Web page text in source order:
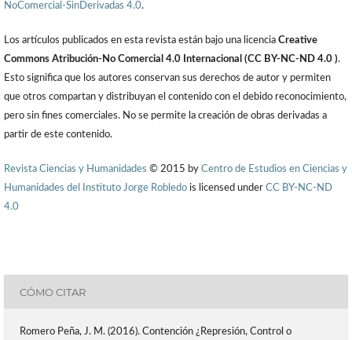
NoComercial-SinDerivadas 4.0.
Los artículos publicados en esta revista están bajo una licencia Creative
Commons Atribución-No Comercial 4.0 Internacional (CC BY-NC-ND 4.0 ).
Esto significa que los autores conservan sus derechos de autor y permiten
que otros compartan y distribuyan el contenido con el debido reconocimiento,
pero sin fines comerciales. No se permite la creación de obras derivadas a
partir de este contenido.
Revista Ciencias y Humanidades © 2015 by Centro de Estudios en Ciencias y
Humanidades del Instituto Jorge Robledo is licensed under CC BY-NC-ND
4.0
CÓMO CITAR
Romero Peña, J. M. (2016). Contención ¿Represión, Control o